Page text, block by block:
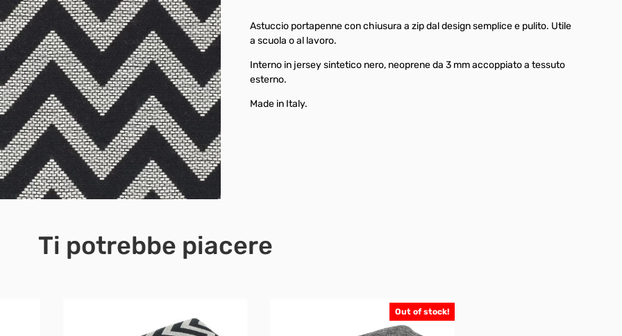
Astuccio portapenne con chiusura a zip dal design semplice e pulito. Utile
a scuola o al lavoro.
Interno in jersey sintetico nero, neoprene da 3 mm accoppiato a tessuto
esterno.
Made in Italy.
Ti potrebbe piacere
Out of stock!